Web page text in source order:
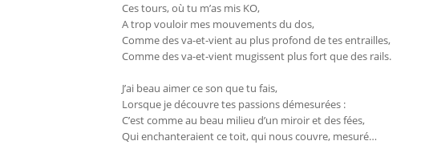
Ces tours, où tu m’as mis KO,
A trop vouloir mes mouvements du dos,
Comme des va-et-vient au plus profond de tes entrailles,
Comme des va-et-vient mugissent plus fort que des rails.
J’ai beau aimer ce son que tu fais,
Lorsque je découvre tes passions démesurées :
C’est comme au beau milieu d’un miroir et des fées,
Qui enchanteraient ce toit, qui nous couvre, mesuré…